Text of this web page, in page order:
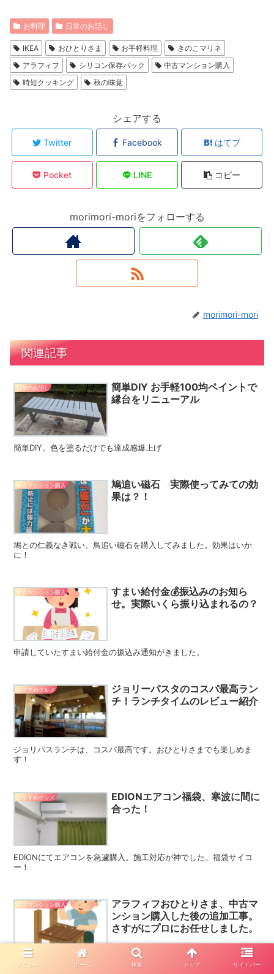
お料理 日常のお話し
IKEA おひとりさま お手軽料理
きのこマリネ
アラフィフ
シリコン保存バック
中古マンション購入
時短クッキング
秋の味覚
シェアする
Twitter Facebook はてブ
Pocket LINE コピー
morimori-moriをフォローする
morimori-mori
関連記事
日常のお話し
簡単DIY お手軽100均ペイントで
縁台をリニューアル
簡単DIY。色を塗るだけでも達成感爆上げ
中古マンション購入
鳩追い磁石 実際使ってみての効
果は？！
鳩との仁義なき戦い。鳥追い磁石を購入してみました。効果はいか
に！
中古マンション購入
すまい給付金💰振込みのお知ら
せ。実際いくら振り込まれるの？
申請していたすまい給付金の振込み通知がきました。
おすすめグルメ
ジョリーパスタのコスパ最高ラン
チ！ランチタイムのレビュー紹介
ジョリパスランチは、コスパ最高です。おひとりさまでも楽しめま
す！
おすすめグッズ
EDIONエアコン福袋、寒波に間に
合った！
EDIONにてエアコンを急遽購入。施工対応が神でした。福袋サイコ
ー！
中古マンション購入
アラフィフおひとりさま、中古マ
ンション購入した後の追加工事。
さすがにプロにお任せしました。
洗面脱衣室に収納スペースが無かったので、収納棚を造作してもらい
メニュー ホーム 検索 トップ サイドバー